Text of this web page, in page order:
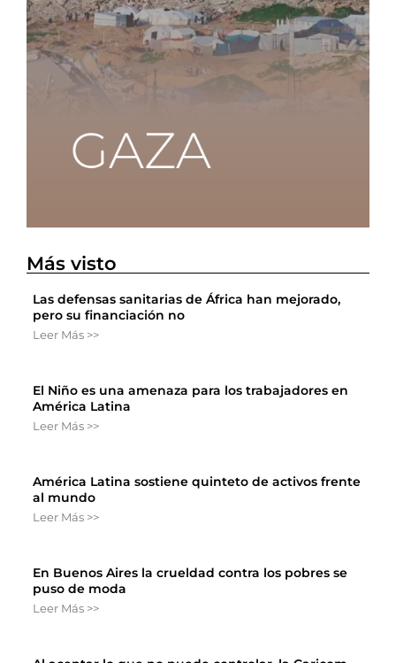
Más visto
Las defensas sanitarias de África han mejorado,
pero su financiación no
Leer Más >>
El Niño es una amenaza para los trabajadores en
América Latina
Leer Más >>
América Latina sostiene quinteto de activos frente
al mundo
Leer Más >>
En Buenos Aires la crueldad contra los pobres se
puso de moda
Leer Más >>